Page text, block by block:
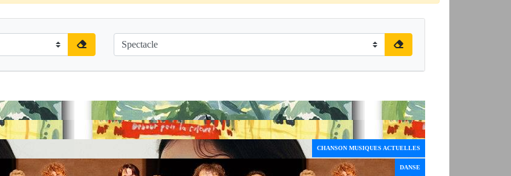
CHANSON MUSIQUES ACTUELLES
DANSE